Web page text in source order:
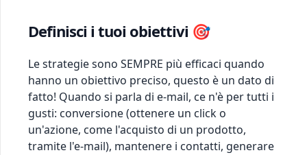
Definisci i tuoi obiettivi 🎯
Le strategie sono SEMPRE più efficaci quando
hanno un obiettivo preciso, questo è un dato di
fatto! Quando si parla di e-mail, ce n'è per tutti i
gusti: conversione (ottenere un click o
un'azione, come l'acquisto di un prodotto,
tramite l'e-mail), mantenere i contatti, generare